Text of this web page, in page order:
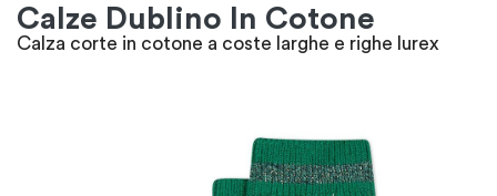
Calze Dublino In Cotone
Calza corte in cotone a coste larghe e righe lurex